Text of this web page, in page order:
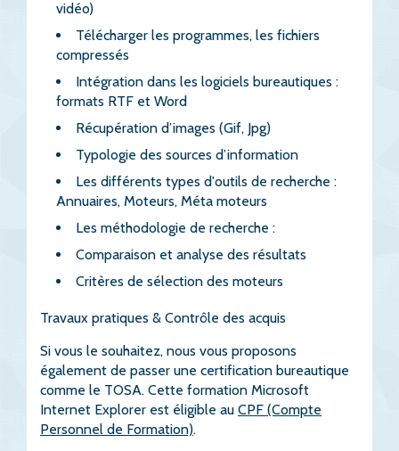
vidéo)
Télécharger les programmes, les fichiers
compressés
Intégration dans les logiciels bureautiques :
formats RTF et Word
Récupération d’images (Gif, Jpg)
Typologie des sources d’information
Les différents types d'outils de recherche :
Annuaires, Moteurs, Méta moteurs
Les méthodologie de recherche :
Comparaison et analyse des résultats
Critères de sélection des moteurs
Travaux pratiques & Contrôle des acquis
Si vous le souhaitez, nous vous proposons
également de passer une certification bureautique
comme le TOSA. Cette formation Microsoft
Internet Explorer est éligible au CPF (Compte
Personnel de Formation).